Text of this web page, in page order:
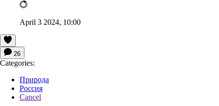
April 3 2024, 10:00
26
Categories:
Природа
Россия
Cancel